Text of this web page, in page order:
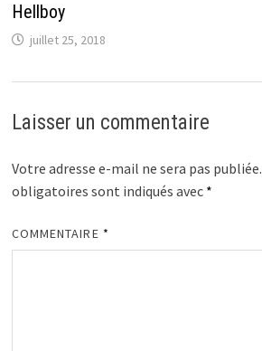
Hellboy
juillet 25, 2018
Laisser un commentaire
Votre adresse e-mail ne sera pas publiée.
obligatoires sont indiqués avec *
COMMENTAIRE *